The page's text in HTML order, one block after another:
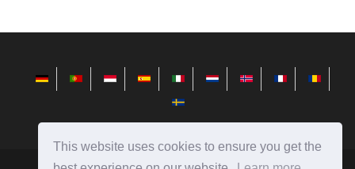
This website uses cookies to ensure you get the